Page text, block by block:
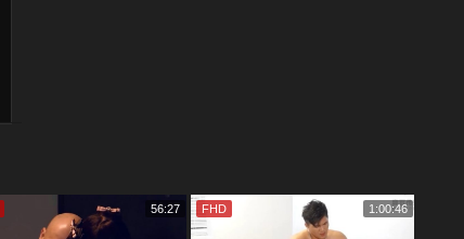
56:27 FHD 1:00:46